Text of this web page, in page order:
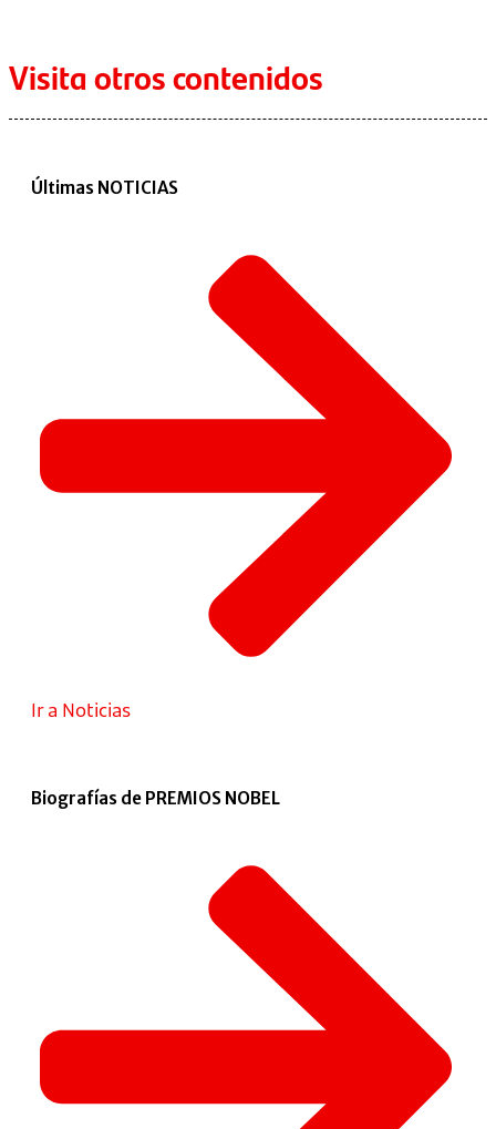
Visita otros contenidos
Últimas NOTICIAS
Ir a Noticias
Biografías de PREMIOS NOBEL